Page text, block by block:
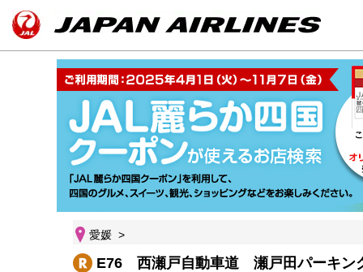
愛媛 >
E76 西瀬戸自動車道 瀬戸田パーキン